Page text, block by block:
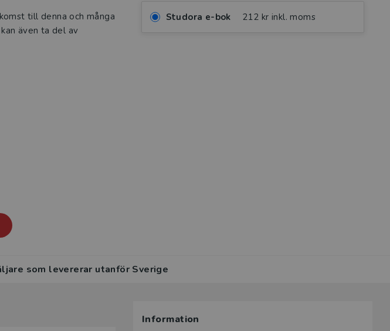
till denna och många
även ta del av
Studora e-bok 212 kr inkl. moms
som levererar utanför Sverige
Information